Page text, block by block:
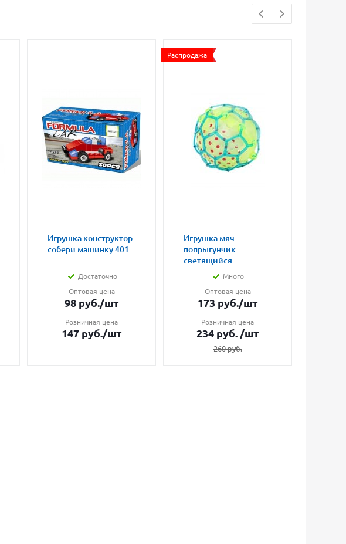
Игрушка конструктор
собери машинку 401
Достаточно
Оптовая цена
98 руб./шт
Розничная цена
147 руб./шт
Распродажа
Игрушка мяч-
попрыгунчик
светящийся
Много
Оптовая цена
173 руб./шт
Розничная цена
234 руб. /шт
260руб.